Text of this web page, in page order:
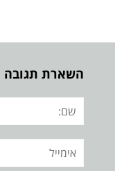
השארת תגובה
שם:
אימייל